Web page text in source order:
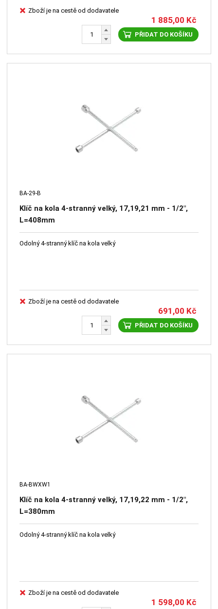
Zboží je na cestě od dodavatele
1 885,00 Kč
PŘIDAT DO KOŠÍKU
BA-29-B
Klíč na kola 4-stranný velký, 17,19,21 mm - 1/2",
L=408mm
Odolný 4-stranný klíč na kola velký
Zboží je na cestě od dodavatele
691,00 Kč
PŘIDAT DO KOŠÍKU
BA-BWXW1
Klíč na kola 4-stranný velký, 17,19,22 mm - 1/2",
L=380mm
Odolný 4-stranný klíč na kola velký
Zboží je na cestě od dodavatele
1 598,00 Kč